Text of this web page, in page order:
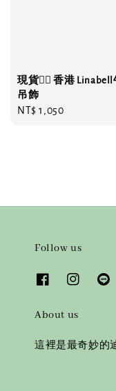
現貨❤️‍🔥 香港
吊飾
Regular
NT$ 1,050
Follow us
About us
這裡是最奇妙的